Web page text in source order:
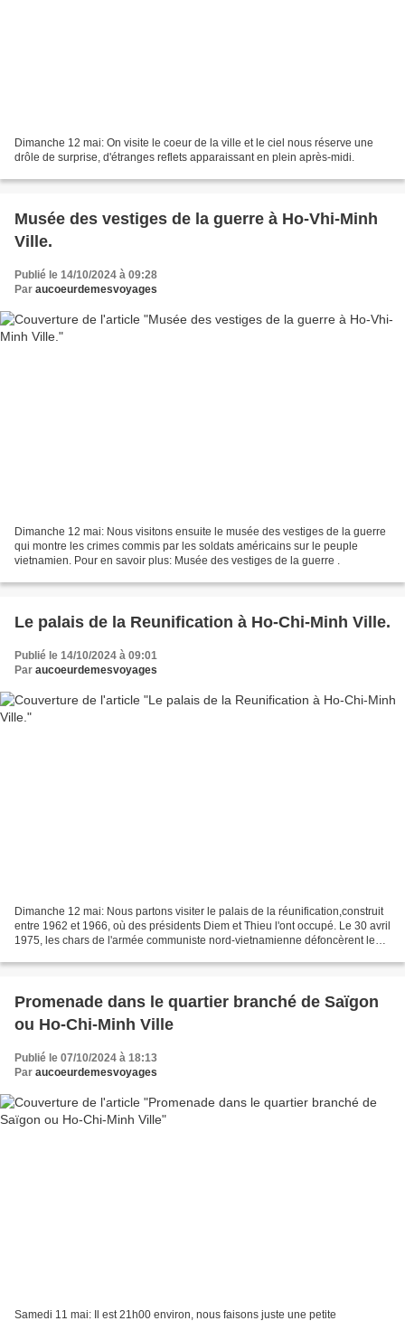
Dimanche 12 mai: On visite le coeur de la ville et le ciel nous réserve une
drôle de surprise, d'étranges reflets apparaissant en plein après-midi.
Musée des vestiges de la guerre à Ho-Vhi-Minh
Ville.
Publié le 14/10/2024 à 09:28
Par aucoeurdemesvoyages
Dimanche 12 mai: Nous visitons ensuite le musée des vestiges de la guerre
qui montre les crimes commis par les soldats américains sur le peuple
vietnamien. Pour en savoir plus: Musée des vestiges de la guerre .
Le palais de la Reunification à Ho-Chi-Minh Ville.
Publié le 14/10/2024 à 09:01
Par aucoeurdemesvoyages
Dimanche 12 mai: Nous partons visiter le palais de la réunification,construit
entre 1962 et 1966, où des présidents Diem et Thieu l'ont occupé. Le 30 avril
1975, les chars de l'armée communiste nord-vietnamienne défoncèrent les
Promenade dans le quartier branché de Saïgon
ou Ho-Chi-Minh Ville
Publié le 07/10/2024 à 18:13
Par aucoeurdemesvoyages
Samedi 11 mai: Il est 21h00 environ, nous faisons juste une petite